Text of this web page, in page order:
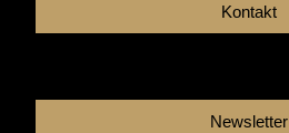
Kontakt
Newsletter